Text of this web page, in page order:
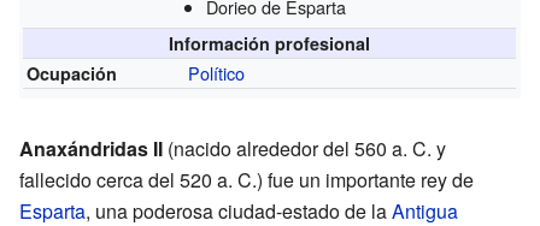
Dorieo de Esparta
Información profesional
Ocupación
Político
Anaxándridas II (nacido alrededor del 560 a. C. y
fallecido cerca del 520 a. C.) fue un importante rey de
Esparta, una poderosa ciudad-estado de laAntigua